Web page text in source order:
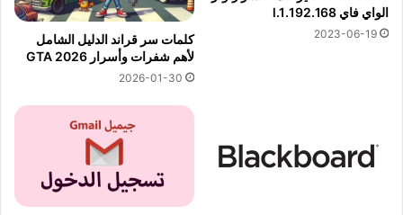
الواي فاي 192.168.l.1
2023-06-19
كلمات سر قراند الدليل الشامل
لأهم شفرات وأسرار GTA 2026
2026-01-30